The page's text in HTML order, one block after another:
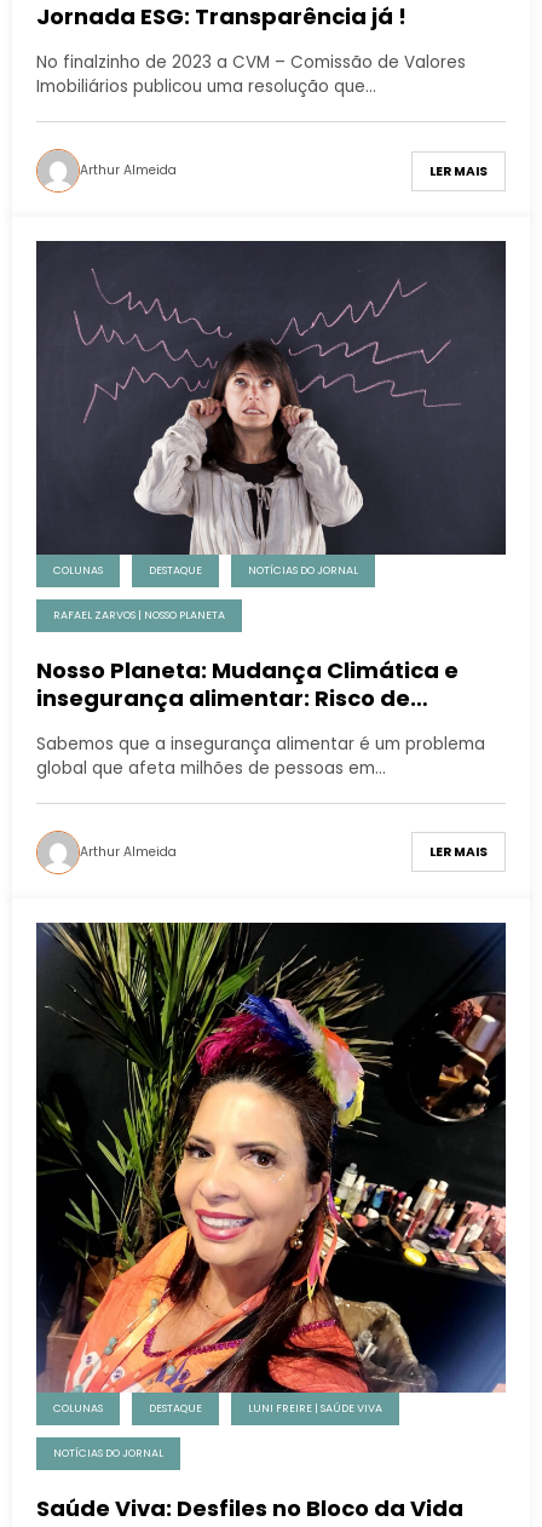
Jornada ESG: Transparência já !
No finalzinho de 2023 a CVM – Comissão de Valores
Imobiliários publicou uma resolução que…
Arthur Almeida LER MAIS
COLUNAS DESTAQUE NOTÍCIAS DO JORNAL
RAFAEL ZARVOS | NOSSO PLANETA
Nosso Planeta: Mudança Climática e
insegurança alimentar: Risco de
Sabemos que a insegurança alimentar é um problema
global que afeta milhões de pessoas em…
Arthur Almeida LER MAIS
COLUNAS DESTAQUE LUNI FREIRE | SAÚDE VIVA
NOTÍCIAS DO JORNAL
Saúde Viva: Desfiles no Bloco da Vida